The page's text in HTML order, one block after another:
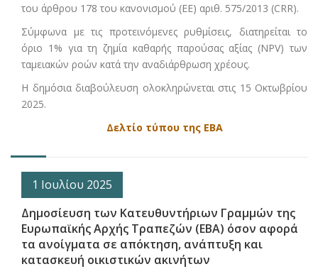
του άρθρου 178 του κανονισμού (ΕΕ) αριθ. 575/2013 (CRR).
Σύμφωνα με τις προτεινόμενες ρυθμίσεις, διατηρείται το
όριο 1% για τη ζημία καθαρής παρούσας αξίας (NPV) των
ταμειακών ροών κατά την αναδιάρθρωση χρέους.
Η δημόσια διαβούλευση ολοκληρώνεται στις 15 Οκτωβρίου
2025.
Δελτίο τύπου της ΕΒΑ
1 Ιουλίου 2025
Δημοσίευση των Κατευθυντήριων Γραμμών της
Ευρωπαϊκής Αρχής Τραπεζών (ΕΒΑ) όσον αφορά
τα ανοίγματα σε απόκτηση, ανάπτυξη και
κατασκευή οικιστικών ακινήτων